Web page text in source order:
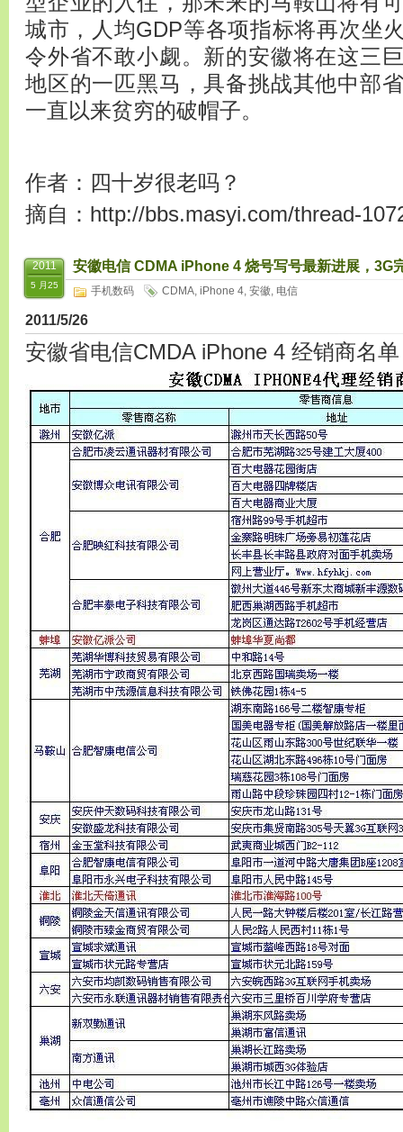
城市，人均GDP等各项指标将再次坐
令外省不敢小觑。新的安徽将在这三
地区的一匹黑马，具备挑战其他中部
一直以来贫穷的破帽子。
作者：四十岁很老吗？
摘自：http://bbs.masyi.com/thread-
2011
5 月25
安徽电信 CDMA iPhone 4 烧号写号最新进展，3G
手机数码 CDMA, iPhone 4, 安徽, 电信
2011/5/26
安徽省电信CMDA iPhone 4 经销商名